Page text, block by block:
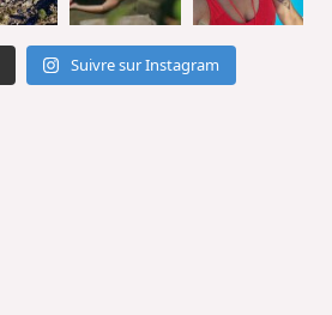
Suivre sur Instagram